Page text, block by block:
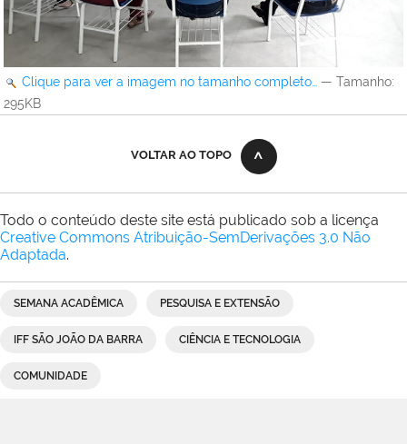
Clique para ver a imagem no tamanho completo… — Tamanho:
295KB
VOLTAR AO TOPO
Todo o conteúdo deste site está publicado sob a licença
Creative Commons Atribuição-SemDerivações 3.0 Não
Adaptada.
SEMANA ACADÊMICA PESQUISA E EXTENSÃO
IFF SÃO JOÃO DA BARRA CIÊNCIA E TECNOLOGIA
COMUNIDADE